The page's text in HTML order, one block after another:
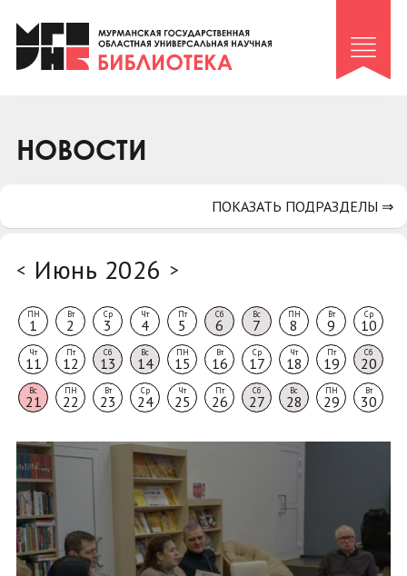
Клуб «Гиря и сельдерей»
Клуб «Семейный архив»
Коллегам
НОВОСТИ
< Июнь 2026 >
ПН
1
Вт
2
Ср
3
Чт
4
Пт
5
Сб
6
Вс
7
ПН
8
Вт
9
Ср
10
Чт
11
Пт
12
Сб
13
Вс
14
ПН
15
Вт
16
Ср
17
Чт
18
Пт
19
Сб
20
Вс
21
ПН
22
Вт
23
Ср
24
Чт
25
Пт
26
Сб
27
Вс
28
ПН
29
Вт
30
ПОКАЗАТЬ ПОДРАЗДЕЛЫ ⇒